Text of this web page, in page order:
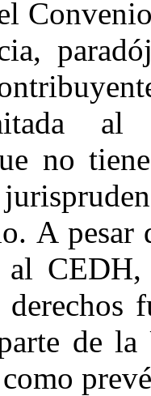
al
no
A pesar
al
de